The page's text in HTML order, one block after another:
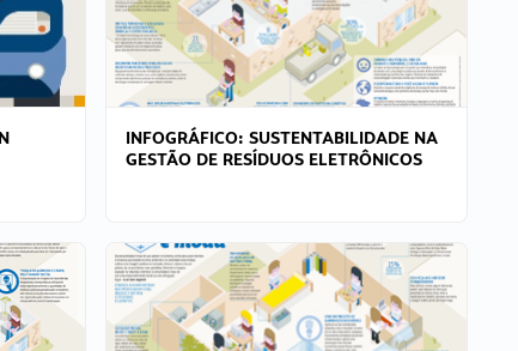
INFOGRÁFICO: SUSTENTABILIDADE NA
GESTÃO DE RESÍDUOS ELETRÔNICOS